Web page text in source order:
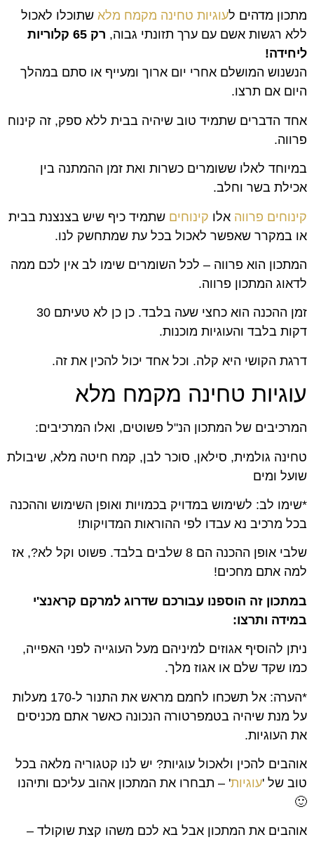
מתכון מדהים לעוגיות טחינה מקמח מלא שתוכלו לאכול
ללא רגשות אשם עם ערך תזונתי גבוה,
רק 65 קלוריות
ליחידה!
הנשנוש המושלם אחרי יום ארוך ומעייף או סתם במהלך
היום אם תרצו.
אחד הדברים שתמיד טוב שיהיה בבית ללא ספק, זה קינוח
פרווה.
במיוחד לאלו ששומרים כשרות ואת זמן ההמתנה בין
אכילת בשר וחלב.
קינוחים פרווה אלו קינוחים שתמיד כיף שיש בצנצנת בבית
או במקרר שאפשר לאכול בכל עת שמתחשק לנו.
המתכון הוא פרווה – לכל השומרים שימו לב אין לכם ממה
לדאוג המתכון פרווה.
זמן ההכנה הוא כחצי שעה בלבד. כן כן לא טעיתם 30
דקות בלבד והעוגיות מוכנות.
דרגת הקושי היא קלה. וכל אחד יכול להכין את זה.
עוגיות טחינה מקמח מלא
המרכיבים של המתכון הנ"ל פשוטים, ואלו המרכיבים:
טחינה גולמית, סילאן, סוכר לבן, קמח חיטה מלא, שיבולת
שועל ומים
*שימו לב: לשימוש במדויק בכמויות ואופן השימוש וההכנה
בכל מרכיב נא עבדו לפי ההוראות המדויקות!
שלבי אופן ההכנה הם 8 שלבים בלבד. פשוט וקל לא?, אז
למה אתם מחכים!
במתכון זה הוספנו עבורכם שדרוג למרקם קראנצ'י
במידה ותרצו:
ניתן להוסיף אגוזים למיניהם מעל העוגייה לפני האפייה,
כמו שקד שלם או אגוז מלך.
*הערה: אל תשכחו לחמם מראש את התנור ל-170 מעלות
על מנת שיהיה בטמפרטורה הנכונה כאשר אתם מכניסים
את העוגיות.
אוהבים להכין ולאכול עוגיות? יש לנו קטגוריה מלאה בכל
טוב של 'עוגיות' – תבחרו את המתכון אהוב עליכם ותיהנו
🙂
אוהבים את המתכון אבל בא לכם משהו קצת שוקולד –